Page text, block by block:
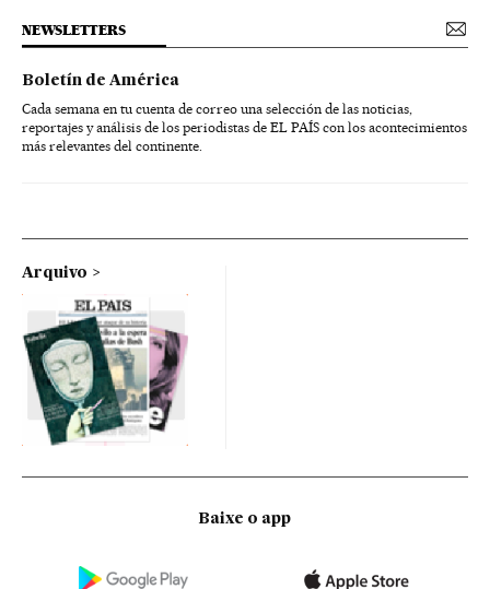
NEWSLETTERS
Boletín de América
Cada semana en tu cuenta de correo una selección de las noticias,
reportajes y análisis de los periodistas de EL PAÍS con los acontecimientos
más relevantes del continente.
Arquivo
Baixe o app